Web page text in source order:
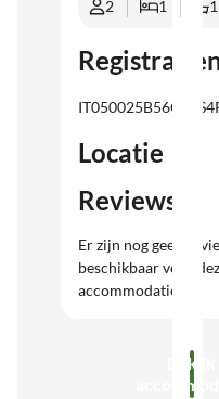
2 1 1
Locatie
Reviews
Er zijn nog geen
beschikbaar voor
accommodatie.
Bekijk